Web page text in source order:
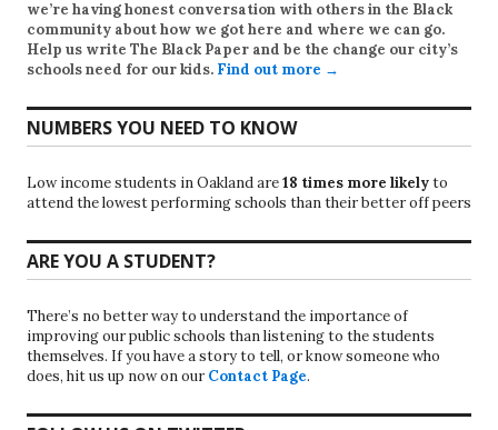
we’re having honest conversation with others in the Black
community about how we got here and where we can go.
Help us write The Black Paper and be the change our city’s
schools need for our kids. Find out more →
NUMBERS YOU NEED TO KNOW
Low income students in Oakland are18 times more likelyto
attend the lowest performing schools than their better off peers
ARE YOU A STUDENT?
There’s no better way to understand the importance of
improving our public schools than listening to the students
themselves. If you have a story to tell, or know someone who
does, hit us up now on our Contact Page.